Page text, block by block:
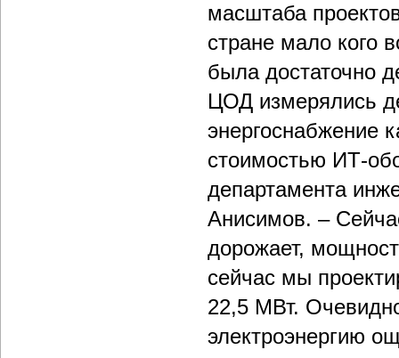
масштаба
стране мало кого
была достаточно
ЦОД измерялись
энергоснабжение
стоимостью ИТ-
департамента
Анисимов. –
дорожает,
сейчас мы
22,5 МВт.
электроэнергию